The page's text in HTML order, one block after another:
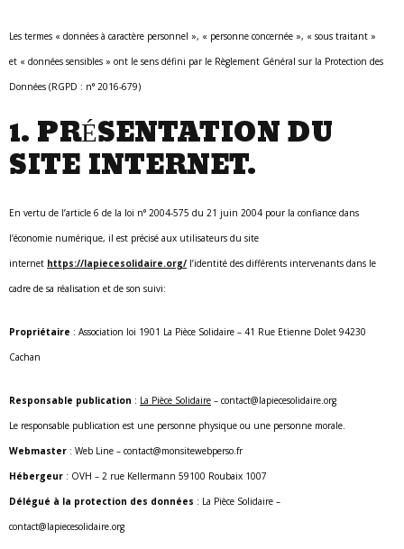
Les termes « données à caractère personnel », « personne concernée », « sous traitant »
et « données sensibles » ont le sens défini par le Règlement Général sur la Protection des
Données (RGPD : n° 2016-679)
1. PRÉSENTATION DU
SITE INTERNET.
En vertu de l’article 6 de la loi n° 2004-575 du 21 juin 2004 pour la confiance dans
l’économie numérique, il est précisé aux utilisateurs du site
internet https://lapiecesolidaire.org/ l’identité des différents intervenants dans le
cadre de sa réalisation et de son suivi:
Propriétaire : Association loi 1901 La Pièce Solidaire – 41 Rue Etienne Dolet 94230
Cachan
Responsable publication : La Pièce Solidaire – contact@lapiecesolidaire.org
Le responsable publication est une personne physique ou une personne morale.
Webmaster : Web Line – contact@monsitewebperso.fr
Hébergeur : OVH – 2 rue Kellermann 59100 Roubaix 1007
Délégué à la protection des données : La Pièce Solidaire –
contact@lapiecesolidaire.org